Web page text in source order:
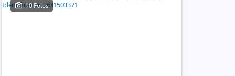
10 Fotos